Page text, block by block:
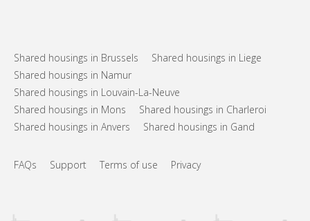
Shared housings in Brussels
Shared housings in Liege
Shared housings in Namur
Shared housings in Louvain-La-Neuve
Shared housings in Mons
Shared housings in Charleroi
Shared housings in Anvers
Shared housings in Gand
FAQs Support Terms of use Privacy